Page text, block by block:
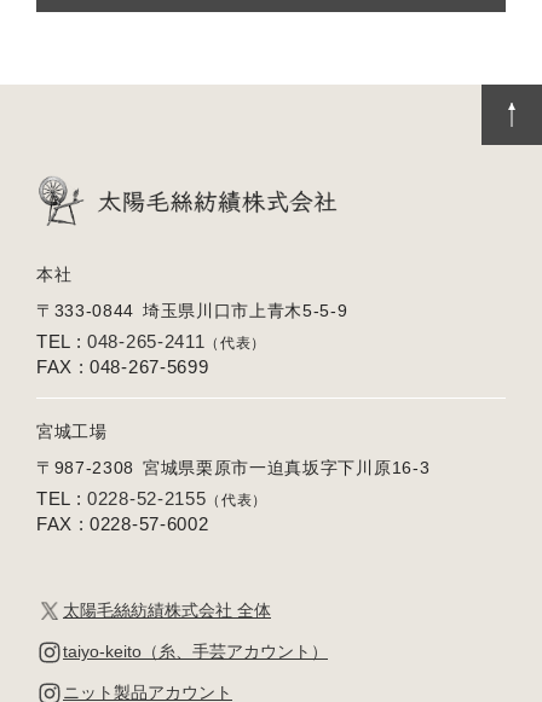
本社
〒333-0844 埼玉県川口市上青木5-5-9
TEL :048-265-2411 （代表）
FAX : 048-267-5699
宮城工場
〒987-2308 宮城県栗原市一迫真坂字下川原16-3
TEL :0228-52-2155 （代表）
FAX : 0228-57-6002
太陽毛絲紡績株式会社 全体
taiyo-keito（糸、手芸アカウント）
ニット製品アカウント